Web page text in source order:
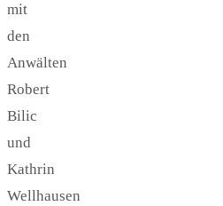
mit
den
Anwälten
Robert
Bilic
und
Kathrin
Wellhausen